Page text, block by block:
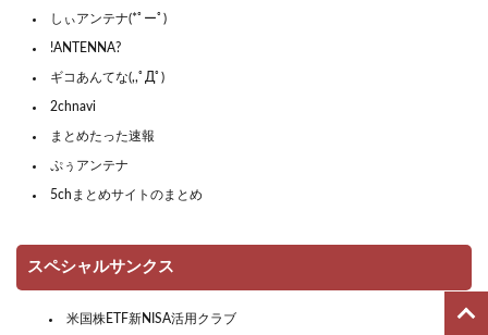
しぃアンテナ(*ﾟーﾟ)
!ANTENNA?
ギコあんてな(,,ﾟДﾟ)
2chnavi
まとめたった速報
ぷぅアンテナ
5chまとめサイトのまとめ
スペシャルサンクス
米国株ETF新NISA活用クラブ